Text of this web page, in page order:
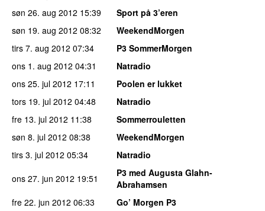
søn 26. aug 2012 15:39
Sport på 3’eren
søn 19. aug 2012 08:32
WeekendMorgen
tirs 7. aug 2012 07:34
P3 SommerMorgen
ons 1. aug 2012 04:31
Natradio
ons 25. jul 2012 17:11
Poolen er lukket
tors 19. jul 2012 04:48
Natradio
fre 13. jul 2012 11:38
Sommerrouletten
søn 8. jul 2012 08:38
WeekendMorgen
tirs 3. jul 2012 05:34
Natradio
ons 27. jun 2012 19:51
P3 med Augusta Glahn-
Abrahamsen
fre 22. jun 2012 06:33
Go’ Morgen P3